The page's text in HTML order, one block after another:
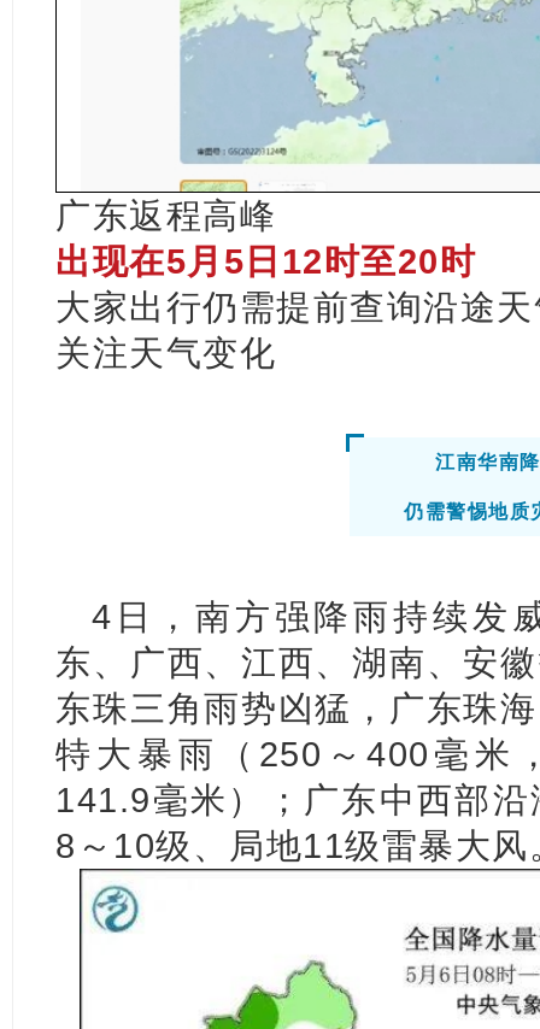
广东返程高峰
出现在5月5日12时至20时
大家出行仍需提前查询沿途
关注天气变化
江南华南
仍需警惕地质
4日，南方强降雨持续发
东、广西、江西、湖南、安
东珠三角雨势凶猛，广东珠
特大暴雨（250～400毫米
141.9毫米）；广东中西部
8～10级、局地11级雷暴大风